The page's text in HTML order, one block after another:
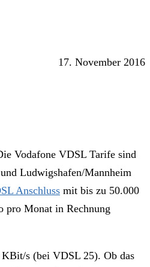
17. November 2016
Vodafone VDSL Tarife sind
Ludwigshafen/Mannheim
Anschluss mit bis zu 50.000
pro Monat in Rechnung
KBit/s (bei VDSL 25). Ob das